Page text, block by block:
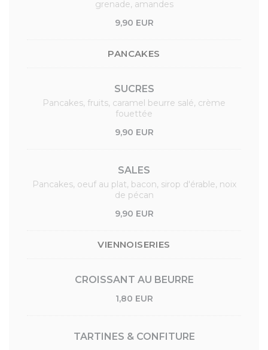
grenade, amandes
9,90 EUR
PANCAKES
SUCRES
Pancakes, fruits, caramel beurre salé, crème
fouettée
9,90 EUR
SALES
Pancakes, oeuf au plat, bacon, sirop d'érable, noix
de pécan
9,90 EUR
VIENNOISERIES
CROISSANT AU BEURRE
1,80 EUR
TARTINES & CONFITURE